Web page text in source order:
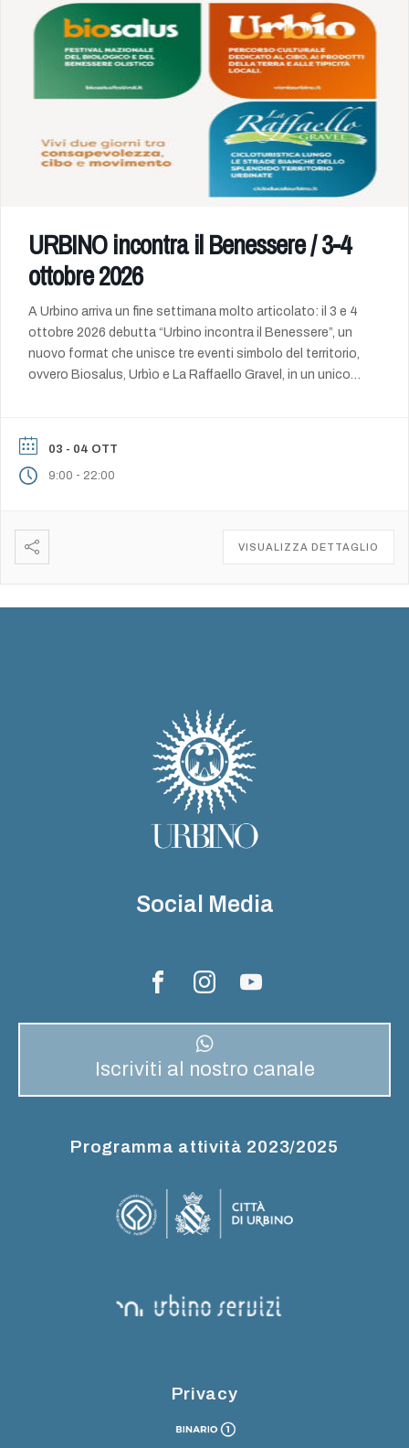
URBINO incontra il Benessere / 3-4
ottobre 2026
A Urbino arriva un fine settimana molto articolato: il 3 e 4
ottobre 2026 debutta “Urbino incontra il Benessere”, un
nuovo format che unisce tre eventi simbolo del territorio,
ovvero Biosalus, Urbìo e La Raffaello Gravel, in un unico
Per […]
03 - 04 OTT
9:00 - 22:00
VISUALIZZA DETTAGLIO
Social Media
Iscriviti al nostro canale
Programma attività 2023/2025
Privacy